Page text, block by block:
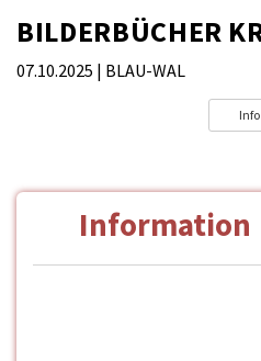
BILDERBÜCHER
07.10.2025 | BLAU-WAL
Info
Information